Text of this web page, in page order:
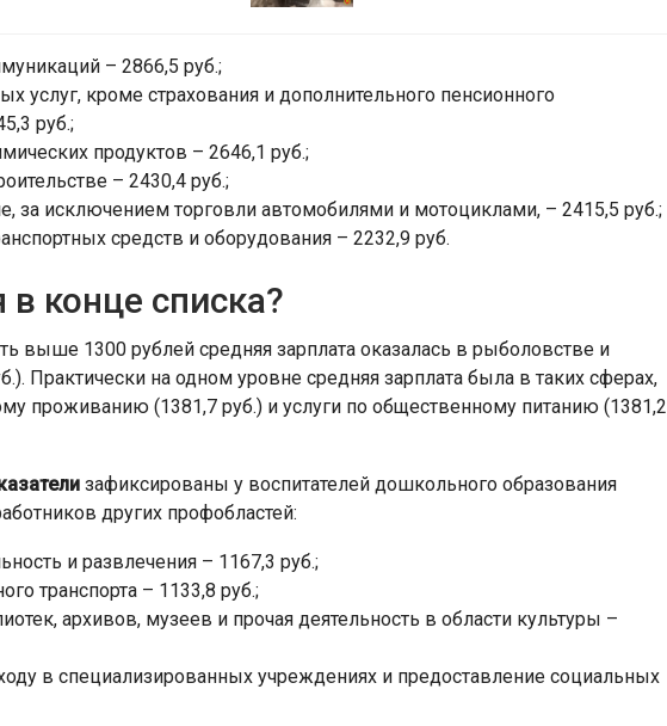
– 2866,5 руб.;
услуг, кроме страхования и дополнительного пенсионного
руб.;
продуктов – 2646,1 руб.;
– 2430,4 руб.;
за исключением торговли автомобилями и мотоциклами, – 2415,5 руб.;
средств и оборудования – 2232,9 руб.
в конце списка?
выше 1300 рублей средняя зарплата оказалась в рыболовстве и
Практически на одном уровне средняя зарплата была в таких сферах,
проживанию (1381,7 руб.) и услуги по общественному питанию (1381,2
зафиксированы у воспитателей дошкольного образования
других профобластей:
и развлечения – 1167,3 руб.;
транспорта – 1133,8 руб.;
архивов, музеев и прочая деятельность в области культуры –
в специализированных учреждениях и предоставление социальных